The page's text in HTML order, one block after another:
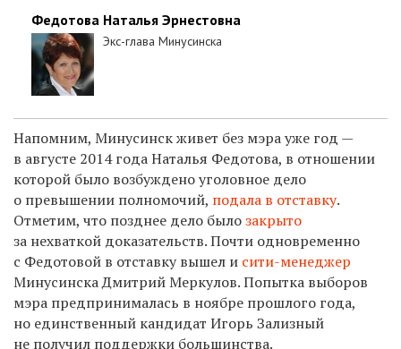
Федотова Наталья Эрнестовна
Экс-глава Минусинска
Напомним, Минусинск живет без мэра уже год —
в августе 2014 года Наталья Федотова, в отношении
которой было возбуждено уголовное дело
о превышении полномочий, подала в отставку.
Отметим, что позднее дело былозакрыто
за нехваткой доказательств. Почти одновременно
с Федотовой в отставку вышел и сити-менеджер
Минусинска Дмитрий Меркулов. Попытка выборов
мэра предпринималась в ноябре прошлого года,
но единственный кандидат Игорь Зализный
не получил поддержки большинства.